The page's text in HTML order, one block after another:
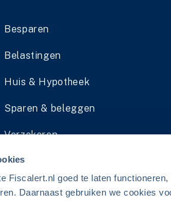
Fiscalert.nl goed te laten
Daarnaast gebruiken we cookies
Besparen
Belastingen
Huis & Hypotheek
Sparen & beleggen
Verzekeren
Pensioen
Schenken & Erven